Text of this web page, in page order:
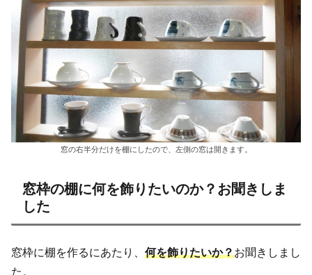
窓の右半分だけを棚にしたので、左側の窓は開きます。
窓枠の棚に何を飾りたいのか？お聞きしま
した
窓枠に棚を作るにあたり、 何を飾りたいか？お聞きしまし
た。